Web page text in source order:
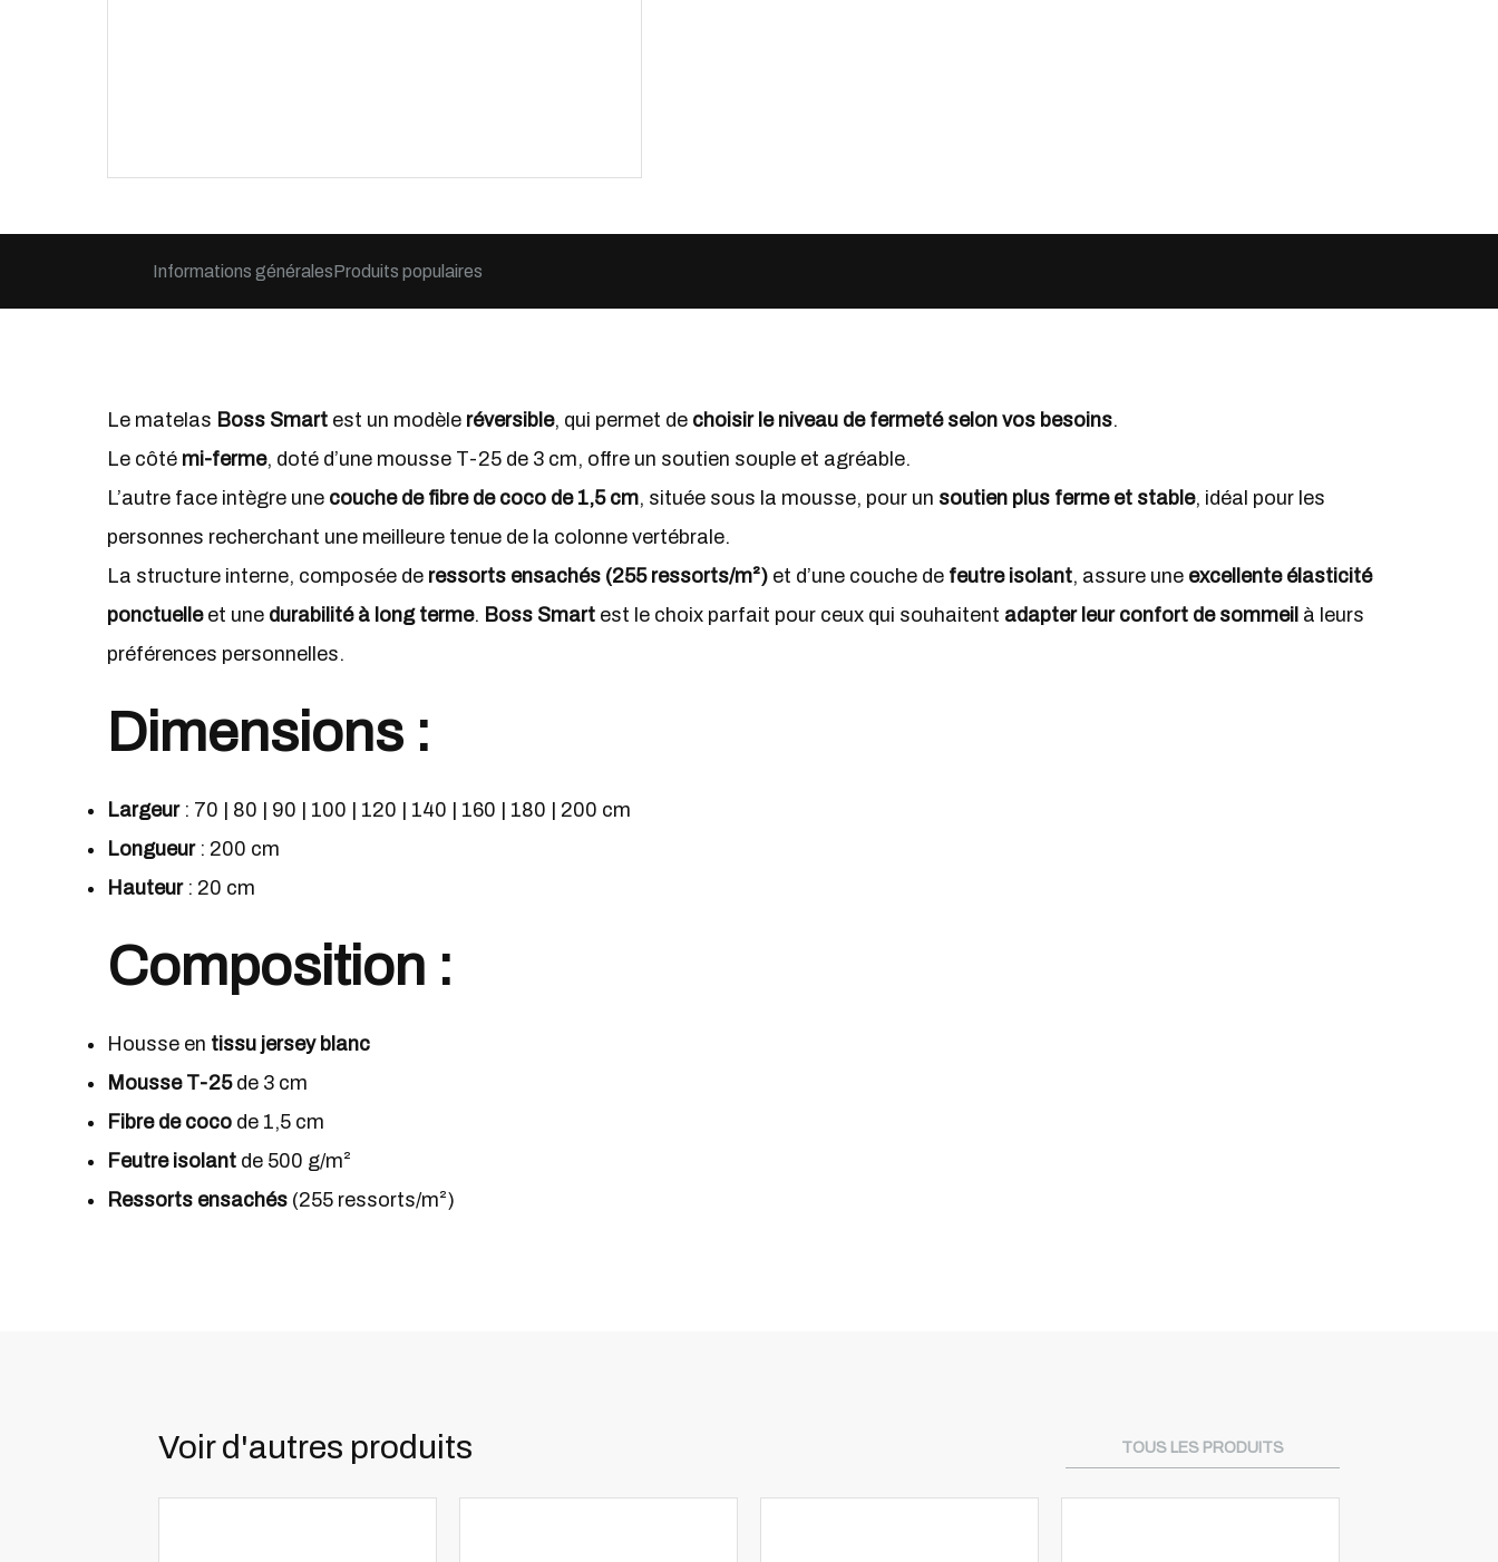
Informations généralesProduits populaires
Le matelas Boss Smart est un modèle réversible, qui permet de choisir le niveau de fermeté selon vos besoins.
Le côté mi-ferme, doté d’une mousse T-25 de 3 cm, offre un soutien souple et agréable.
L’autre face intègre une couche de fibre de coco de 1,5 cm, située sous la mousse, pour un soutien plus ferme et stable, idéal pour les
personnes recherchant une meilleure tenue de la colonne vertébrale.
La structure interne, composée de ressorts ensachés (255 ressorts/m²) et d’une couche de feutre isolant, assure une excellente élasticité
ponctuelleet une durabilité à long terme. Boss Smart est le choix parfait pour ceux qui souhaitent adapter leur confort de sommeil à leurs
préférences personnelles.
Dimensions :
Largeur: 70 | 80 | 90 | 100 | 120 | 140 | 160 | 180 | 200 cm
Longueur: 200 cm
Hauteur: 20 cm
Composition :
Housse en tissu jersey blanc
Mousse T-25de 3 cm
Fibre de coco de 1,5 cm
Feutre isolant de 500 g/m²
Ressorts ensachés (255 ressorts/m²)
Voir d'autres produits TOUS LES PRODUITS